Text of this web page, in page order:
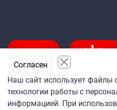
Подпишитесь
Наш сайт использует файлы
технологии работы с
информацией. При
Согласен